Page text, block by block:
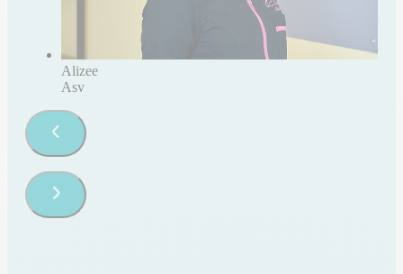
Alizee
Asv